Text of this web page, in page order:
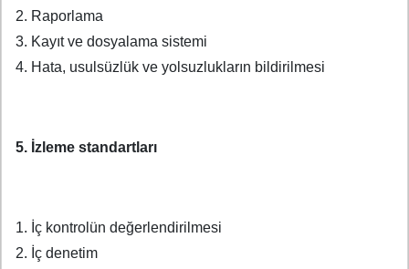
2. Raporlama
3. Kayıt ve dosyalama sistemi
4. Hata, usulsüzlük ve yolsuzlukların bildirilmesi
5. İzleme standartları
1. İç kontrolün değerlendirilmesi
2. İç denetim